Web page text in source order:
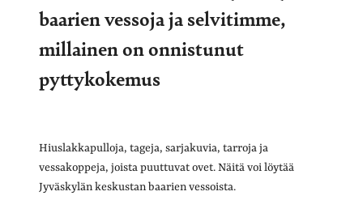
baarien vessoja ja selvitimme,
millainen on onnistunut
pyttykokemus
Hiuslakkapulloja, tageja, sarjakuvia, tarroja ja
vessakoppeja, joista puuttuvat ovet. Näitä voi löytää
Jyväskylän keskustan baarien vessoista.